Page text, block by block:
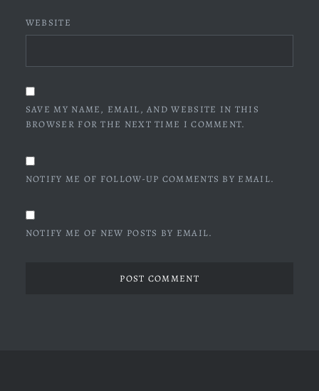
WEBSITE
SAVE MY NAME, EMAIL, AND WEBSITE IN THIS
BROWSER FOR THE NEXT TIME I COMMENT.
NOTIFY ME OF FOLLOW-UP COMMENTS BY EMAIL.
NOTIFY ME OF NEW POSTS BY EMAIL.